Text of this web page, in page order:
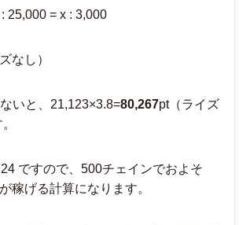
25,000 = x : 3,000
なし）
いと、21,123×3.8=80,267pt（ライズ
ですので、500チェインでおよそ
稼げる計算になります。